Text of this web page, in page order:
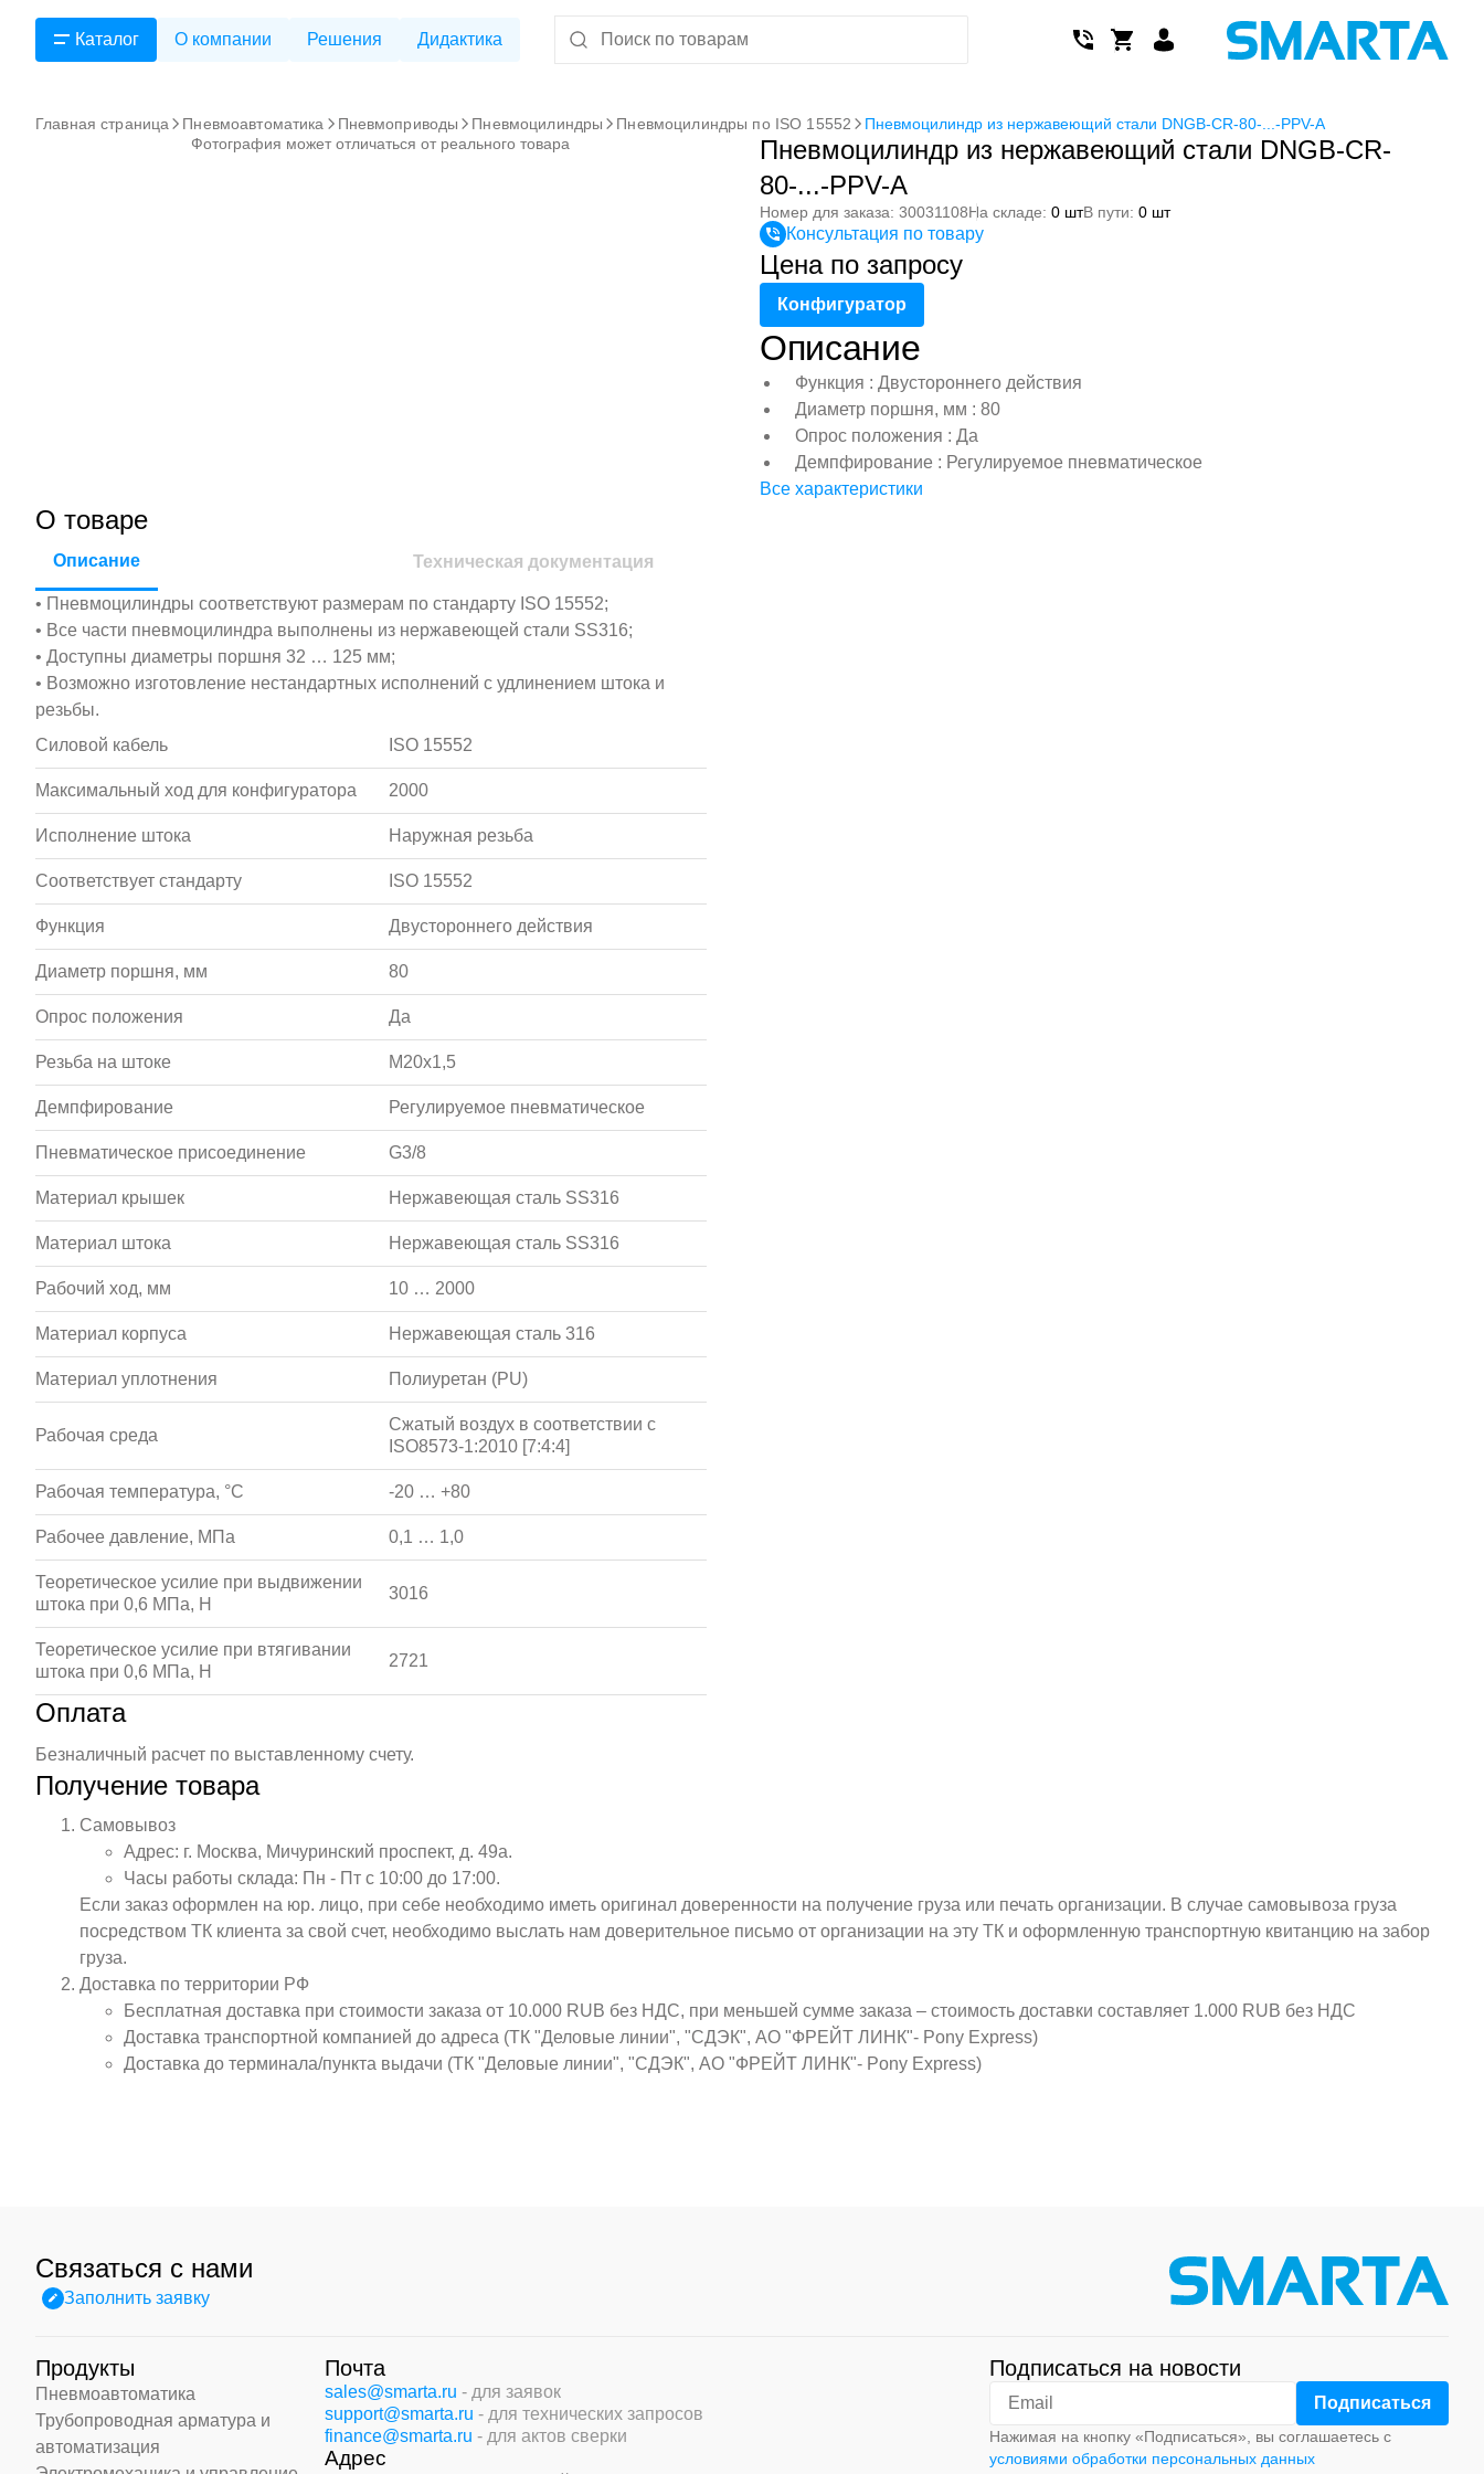
Каталог О компании Решения Дидактика
Главная страница Пневмоавтоматика Пневмоприводы Пневмоцилиндры Пневмоцилиндры по ISO 15552
Пневмоцилиндр из нержавеющий стали DNGB-CR-80-...-PPV-A
Фотография может отличаться от реального товара
Пневмоцилиндр из нержавеющий стали DNGB-CR-
80-...-PPV-A
Номер для заказа: 30031108На складе: 0 штВ пути: 0 шт
Консультация по товару
Цена по запросу
Конфигуратор
Описание
Функция : Двустороннего действия
Диаметр поршня, мм : 80
Опрос положения : Да
Демпфирование : Регулируемое пневматическое
Все характеристики
О товаре
Описание Техническая документация
• Пневмоцилиндры соответствуют размерам по стандарту ISO 15552;
• Все части пневмоцилиндра выполнены из нержавеющей стали SS316;
• Доступны диаметры поршня 32 … 125 мм;
• Возможно изготовление нестандартных исполнений с удлинением штока и
резьбы.
Силовой кабель
ISO 15552
Максимальный ход для конфигуратора 2000
Исполнение штока Наружная резьба
Соответствует стандарту ISO 15552
Функция Двустороннего действия
Диаметр поршня, мм 80
Опрос положения Да
Резьба на штоке M20x1,5
Демпфирование Регулируемое пневматическое
Пневматическое присоединение G3/8
Материал крышек Нержавеющая сталь SS316
Материал штока Нержавеющая сталь SS316
Рабочий ход, мм 10 … 2000
Материал корпуса Нержавеющая сталь 316
Материал уплотнения Полиуретан (PU)
Рабочая среда
Сжатый воздух в соответствии с
ISO8573-1:2010 [7:4:4]
Рабочая температура, °С -20 … +80
Рабочее давление, МПа 0,1 … 1,0
Теоретическое усилие при выдвижении
штока при 0,6 МПа, Н
3016
Теоретическое усилие при втягивании
штока при 0,6 МПа, Н
2721
Оплата
Безналичный расчет по выставленному счету.
Получение товара
Самовывоз
Адрес: г. Москва, Мичуринский проспект, д. 49а.
Часы работы склада: Пн - Пт с 10:00 до 17:00.
Если заказ оформлен на юр. лицо, при себе необходимо иметь оригинал доверенности на получение груза или печать организации. В случае самовывоза груза
посредством ТК клиента за свой счет, необходимо выслать нам доверительное письмо от организации на эту ТК и оформленную транспортную квитанцию на забор
груза.
Доставка по территории РФ
Бесплатная доставка при стоимости заказа от 10.000 RUB без НДС, при меньшей сумме заказа – стоимость доставки составляет 1.000 RUB без НДС
Доставка транспортной компанией до адреса (ТК "Деловые линии", "СДЭК", АО "ФРЕЙТ ЛИНК"- Pony Express)
Доставка до терминала/пункта выдачи (ТК "Деловые линии", "СДЭК", АО "ФРЕЙТ ЛИНК"- Pony Express)
Связаться с нами
Заполнить заявку
Продукты
Пневмоавтоматика
Трубопроводная арматура и
автоматизация
Почта
sales@smarta.ru - для заявок
support@smarta.ru - для технических запросов
finance@smarta.ru - для актов сверки
Адрес
Подписаться на новости
Нажимая на кнопку «Подписаться», вы соглашаетесь с
условиями обработки персональных данных